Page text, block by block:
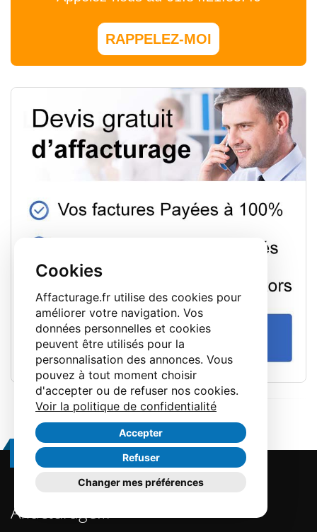
Cookies
Affacturage.fr utilise des cookies pour
améliorer votre navigation. Vos
données personnelles et cookies
peuvent être utilisés pour la
personnalisation des annonces. Vous
pouvez à tout moment choisir
d'accepter ou de refuser nos cookies.
Voir la politique de confidentialité
Accepter
Refuser
Changer mes préférences
RAPPELEZ-MOI
Restez en contact
Affacturage.fr